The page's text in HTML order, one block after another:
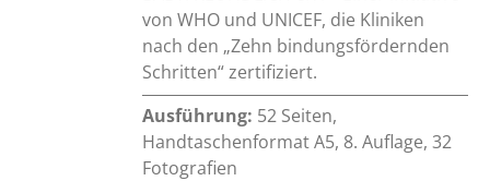
von WHO und UNICEF, die Kliniken
nach den „Zehn bindungsfördernden
Schritten“ zertifiziert.
Ausführung: 52 Seiten,
Handtaschenformat A5, 8. Auflage, 32
Fotografien